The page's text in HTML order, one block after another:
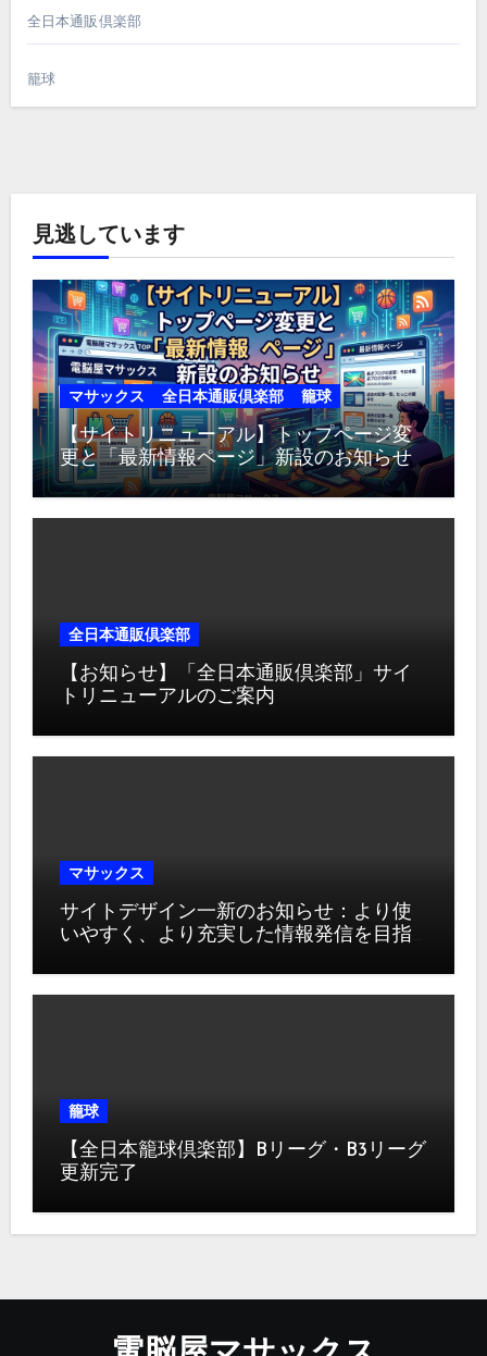
全日本通販倶楽部
籠球
見逃しています
マサックス 全日本通販倶楽部
籠球
【サイトリニューアル】トップページ変
更と「最新情報ページ」新設のお知らせ
全日本通販倶楽部
【お知らせ】「全日本通販倶楽部」サイ
トリニューアルのご案内
マサックス
サイトデザイン一新のお知らせ：より使
いやすく、より充実した情報発信を目指
籠球
【全日本籠球倶楽部】Bリーグ・B3リーグ
更新完了